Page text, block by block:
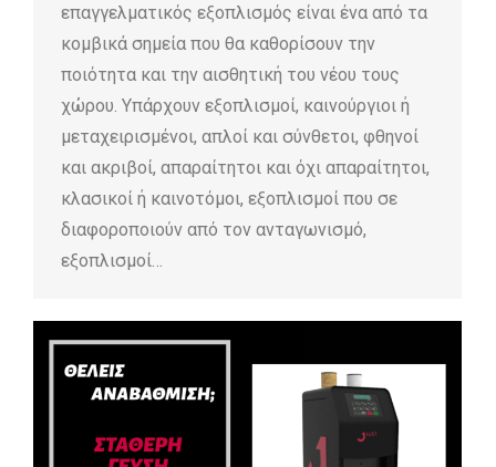
επαγγελματικός εξοπλισμός είναι ένα από τα
κομβικά σημεία που θα καθορίσουν την
ποιότητα και την αισθητική του νέου τους
χώρου. Υπάρχουν εξοπλισμοί, καινούργιοι ή
μεταχειρισμένοι, απλοί και σύνθετοι, φθηνοί
και ακριβοί, απαραίτητοι και όχι απαραίτητοι,
κλασικοί ή καινοτόμοι, εξοπλισμοί που σε
διαφοροποιούν από τον ανταγωνισμό,
εξοπλισμοί…